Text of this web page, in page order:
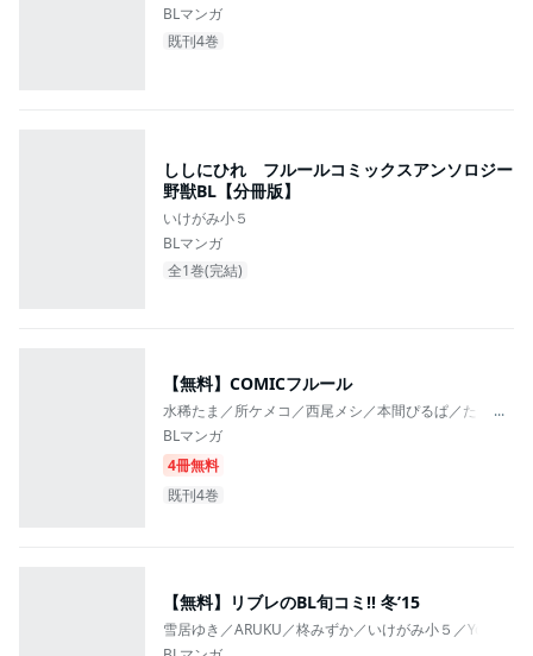
BLマンガ
既刊4巻
ししにひれ フルールコミックスアンソロジー
野獣BL【分冊版】
いけがみ小５
BLマンガ
全1巻(完結)
【無料】COMICフルール
水稀たま／所ケメコ／西尾メシ／本間ぴるぱ／たつもと
...
BLマンガ
4冊無料
既刊4巻
【無料】リブレのBL旬コミ!! 冬’15
雪居ゆき／ARUKU／柊みずか／いけがみ小５／Yoshi